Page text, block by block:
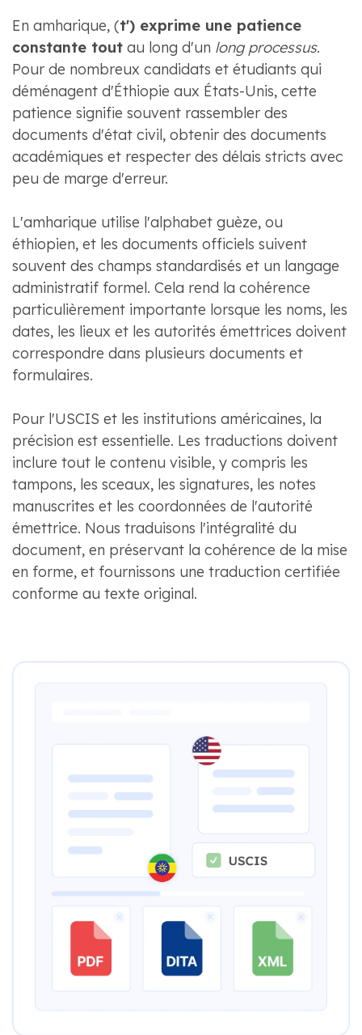
En amharique, (t') exprime une patience
constante toutau long d'un long processus.
Pour de nombreux candidats et étudiants qui
déménagent d'Éthiopie aux États-Unis, cette
patience signifie souvent rassembler des
documents d'état civil, obtenir des documents
académiques et respecter des délais stricts avec
peu de marge d'erreur.
L'amharique utilise l'alphabet guèze, ou
éthiopien, et les documents officiels suivent
souvent des champs standardisés et un langage
administratif formel. Cela rend la cohérence
particulièrement importante lorsque les noms, les
dates, les lieux et les autorités émettrices doivent
correspondre dans plusieurs documents et
formulaires.
Pour l'USCIS et les institutions américaines, la
précision est essentielle. Les traductions doivent
inclure tout le contenu visible, y compris les
tampons, les sceaux, les signatures, les notes
manuscrites et les coordonnées de l'autorité
émettrice. Nous traduisons l'intégralité du
document, en préservant la cohérence de la mise
en forme, et fournissons une traduction certifiée
conforme au texte original.